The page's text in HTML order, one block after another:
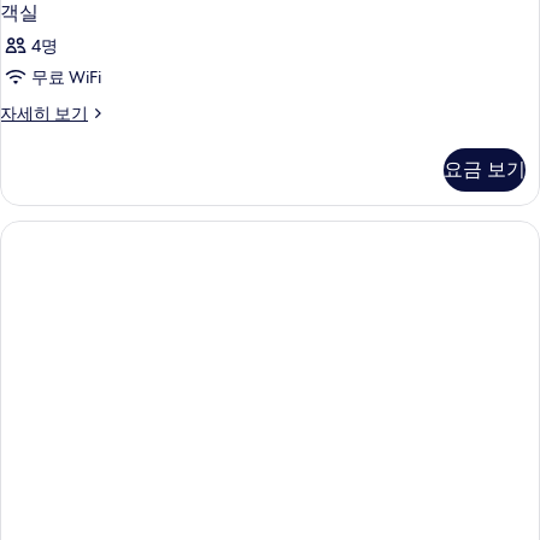
객실
4명
무료 WiFi
자세히 보기
객
히
보
기
요금 보기